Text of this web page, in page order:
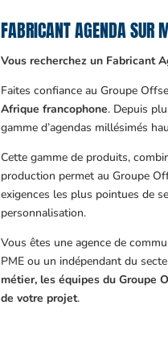
FABRICANT AGENDA
Vous recherchez un Fabricant
Faites confiance au Groupe
Afrique francophone. Depuis
gamme d’agendas millésimés
Cette gamme de produits,
production permet au Groupe
exigences les plus pointues de
personnalisation.
Vous êtes une agence de
PME ou un indépendant du
métier, les équipes du Groupe
de votre projet.